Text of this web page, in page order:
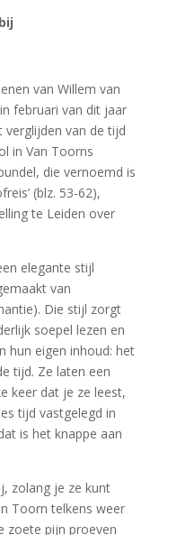
van Willem van
februari van dit jaar
verglijden van de tijd
in Van Toorns
die vernoemd is
(blz. 53-62),
te Leiden over
elegante stijl
van
Die stijl zorgt
soepel lezen en
hun eigen inhoud: het
tijd. Ze laten een
keer dat je ze leest,
tijd vastgelegd in
is het knappe aan
zolang je ze kunt
Toorn telkens weer
zoete pijn proeven